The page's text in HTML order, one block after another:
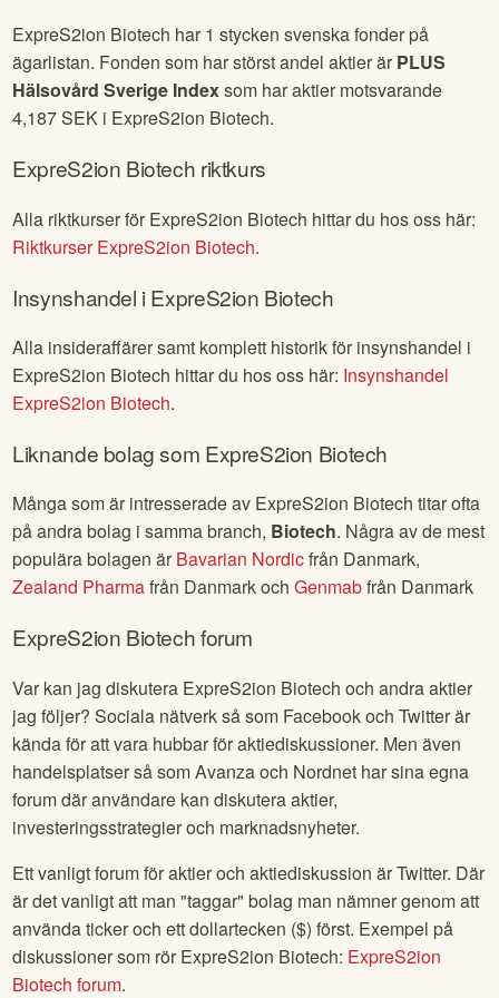
ExpreS2ion Biotech har 1 stycken svenska fonder på
ägarlistan. Fonden som har störst andel aktier är PLUS
Hälsovård Sverige Indexsom har aktier motsvarande
4,187SEK i ExpreS2ion Biotech.
ExpreS2ion Biotech riktkurs
Alla riktkurser för ExpreS2ion Biotech hittar du hos oss här:
RiktkurserExpreS2ion Biotech.
Insynshandel iExpreS2ion Biotech
Alla insideraffärer samt komplett historik för insynshandel i
ExpreS2ion Biotech hittar du hos oss här: Insynshandel
ExpreS2ion Biotech.
Liknande bolag som ExpreS2ion Biotech
Många som är intresserade av ExpreS2ion Biotech titar ofta
på andra bolag i samma branch, Biotech. Några av de mest
populära bolagen är Bavarian Nordicfrån Danmark,
Zealand Pharmafrån DanmarkochGenmabfrån Danmark
ExpreS2ion Biotechforum
Var kan jag diskutera ExpreS2ion Biotech och andra aktier
jag följer? Sociala nätverk så som Facebook och Twitter är
kända för att vara hubbar för aktiediskussioner. Men även
handelsplatser så som Avanza och Nordnet har sina egna
forum där användare kan diskutera aktier,
investeringsstrategier och marknadsnyheter.
Ett vanligt forum för aktier och aktiediskussion är Twitter. Där
är det vanligt att man "taggar" bolag man nämner genom att
använda ticker och ett dollartecken ($) först. Exempel på
diskussioner som rör ExpreS2ion Biotech: ExpreS2ion
Biotech forum.